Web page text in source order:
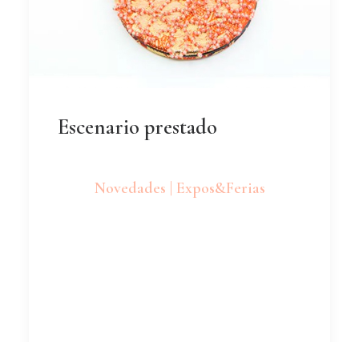
Escenario prestado
Novedades | Expos&Ferias